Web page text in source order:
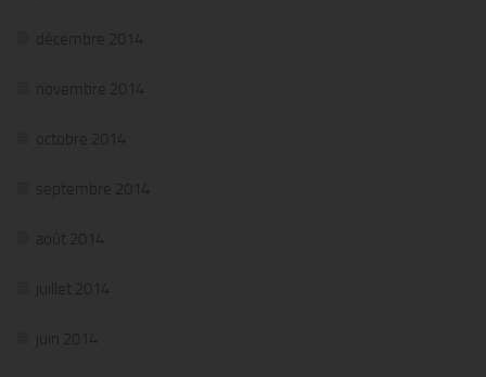
décembre 2014
novembre 2014
octobre 2014
septembre 2014
août 2014
juillet 2014
juin 2014